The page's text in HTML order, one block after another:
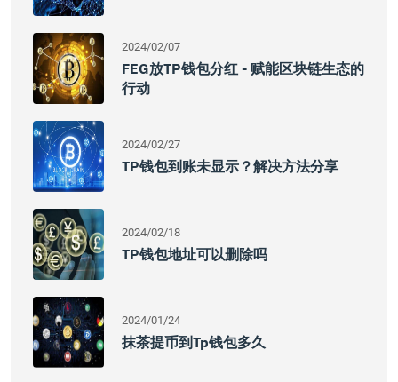
2024/02/07
FEG放TP钱包分红 - 赋能区块链生态的
行动
2024/02/27
TP钱包到账未显示？解决方法分享
2024/02/18
TP钱包地址可以删除吗
2024/01/24
抹茶提币到tp钱包多久